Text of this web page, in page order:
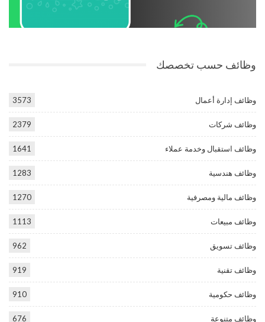
وظائف حسب تخصصك
وظائف إدارة أعمال 3573
وظائف شركات 2379
وظائف استقبال وخدمة عملاء 1641
وظائف هندسية 1283
وظائف مالية ومصرفية 1270
وظائف مبيعات 1113
وظائف تسويق 962
وظائف تقنية 919
وظائف حكومية 910
وظائف متنوعة 676